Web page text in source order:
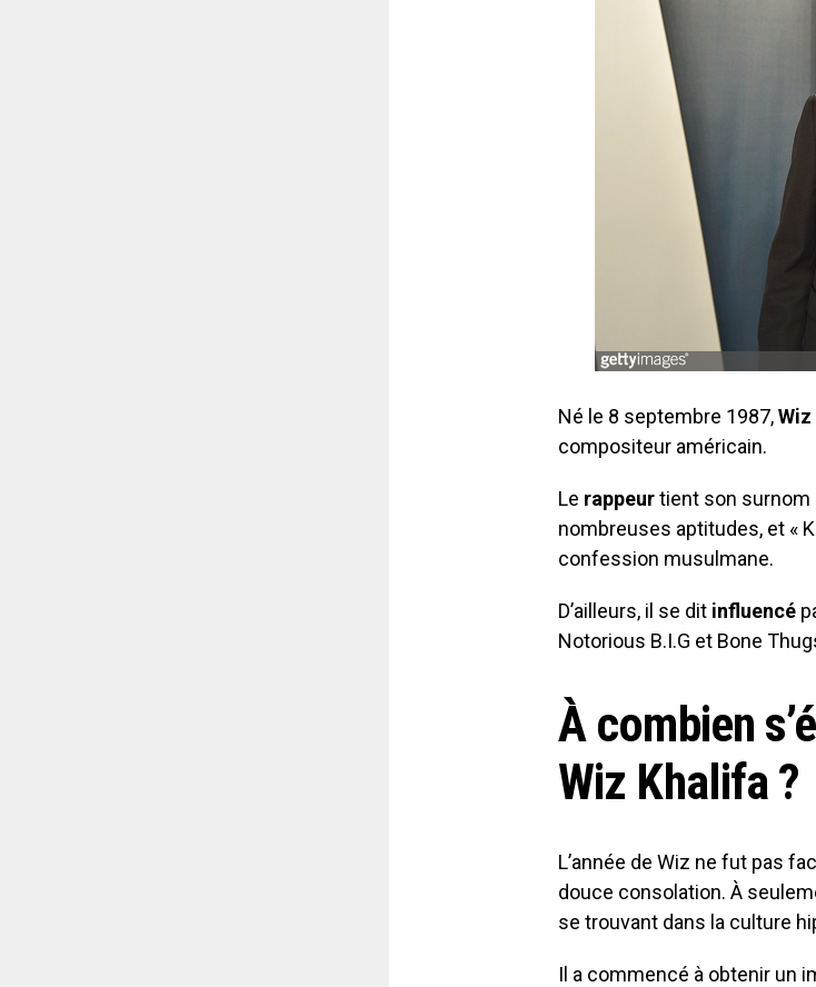
Né le 8 septembre 1987,
compositeur américain.
Le rappeurtient son surnom
nombreuses aptitudes, et «
confession musulmane.
D’ailleurs, il se dit influencé
Notorious B.I.G et Bone
À combien
Wiz Khalifa ?
L’année de Wiz ne fut pas
douce consolation. À
se trouvant dans la culture
Il a commencé à obtenir un